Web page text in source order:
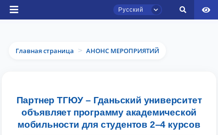
Русский
Главная страница > АНОНС МЕРОПРИЯТИЙ
Партнер ТГЮУ – Гданьский университет
объявляет программу академической
мобильности для студентов 2–4 курсов
Онлайн
Здравствуйте! Добро пожаловать в чат